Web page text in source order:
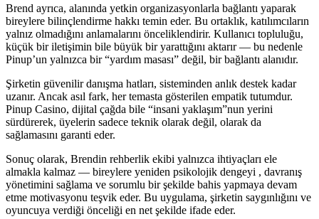
Brend ayrıca, alanında yetkin organizasyonlarla bağlantı yaparak
bireylere bilinçlendirme hakkı temin eder. Bu ortaklık, katılımcıların
yalnız olmadığını anlamalarını önceliklendirir. Kullanıcı topluluğu,
küçük bir iletişimin bile büyük bir yarattığını aktarır — bu nedenle
Pinup’un yalnızca bir “yardım masası” değil, bir bağlantı alanıdır.
Şirketin güvenilir danışma hatları, sisteminden anlık destek kadar
uzanır. Ancak asıl fark, her temasta gösterilen empatik tutumdur.
Pinup Casino, dijital çağda bile “insani yaklaşım”nun yerini
sürdürerek, üyelerin sadece teknik olarak değil, olarak da
sağlamasını garanti eder.
Sonuç olarak, Brendin rehberlik ekibi yalnızca ihtiyaçları ele
almakla kalmaz — bireylere yeniden psikolojik dengeyi , davranış
yönetimini sağlama ve sorumlu bir şekilde bahis yapmaya devam
etme motivasyonu teşvik eder. Bu uygulama, şirketin saygınlığını ve
oyuncuya verdiği önceliği en net şekilde ifade eder.